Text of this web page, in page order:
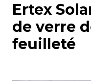
Ertex
de verre
feuilleté